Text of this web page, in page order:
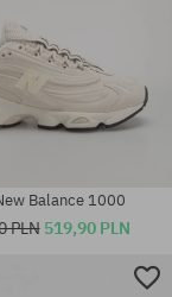
Balance 1000
PLN 519,90 PLN